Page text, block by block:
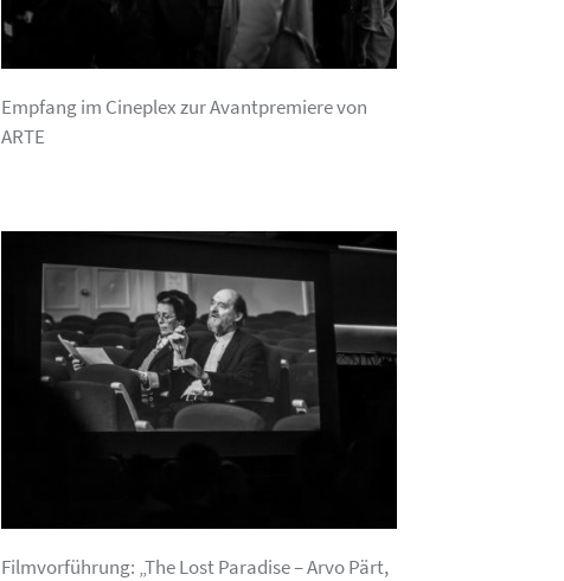
Empfang im Cineplex zur Avantpremiere von
ARTE
Filmvorführung: „The Lost Paradise – Arvo Pärt,